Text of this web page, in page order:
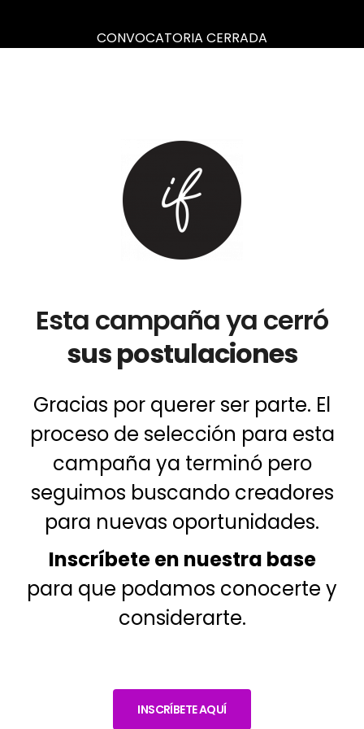
CONVOCATORIA CERRADA
Esta campaña ya cerró
sus postulaciones
Gracias por querer ser parte. El
proceso de selección para esta
campaña ya terminó pero
seguimos buscando creadores
para nuevas oportunidades.
Inscríbete en nuestra base
para que podamos conocerte y
considerarte.
INSCRÍBETE AQUÍ